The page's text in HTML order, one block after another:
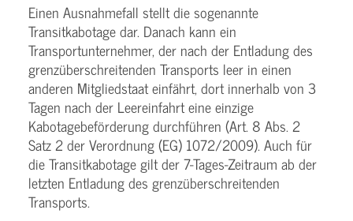
Einen Ausnahmefall stellt die sogenannte
Transitkabotage dar. Danach kann ein
Transportunternehmer, der nach der Entladung des
grenzüberschreitenden Transports leer in einen
anderen Mitgliedstaat einfährt, dort innerhalb von 3
Tagen nach der Leereinfahrt eine einzige
Kabotagebeförderung durchführen (Art. 8 Abs. 2
Satz 2 der Verordnung (EG) 1072/2009). Auch für
die Transitkabotage gilt der 7-Tages-Zeitraum ab der
letzten Entladung des grenzüberschreitenden
Transports.